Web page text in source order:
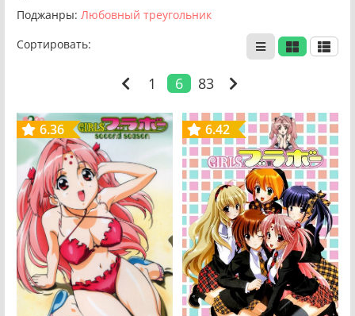
Поджанры: Любовный треугольник
Сортировать:
1 6 83
6.36 6.42